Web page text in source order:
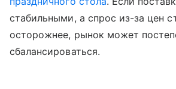
стабильными, а спрос из-за цен
осторожнее, рынок может
сбалансироваться.